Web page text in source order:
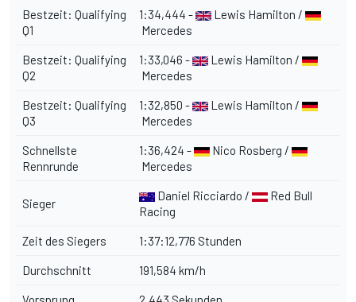
Bestzeit: Qualifying
Q1
1:34,444 -
Lewis Hamilton /
Mercedes
Bestzeit: Qualifying
Q2
1:33,046 -
Lewis Hamilton /
Mercedes
Bestzeit: Qualifying
Q3
1:32,850 -
Lewis Hamilton /
Mercedes
Schnellste
Rennrunde
1:36,424 -
Nico Rosberg /
Mercedes
Sieger
Daniel Ricciardo /
Red Bull
Racing
Zeit des Siegers 1:37:12,776 Stunden
Durchschnitt 191,584 km/h